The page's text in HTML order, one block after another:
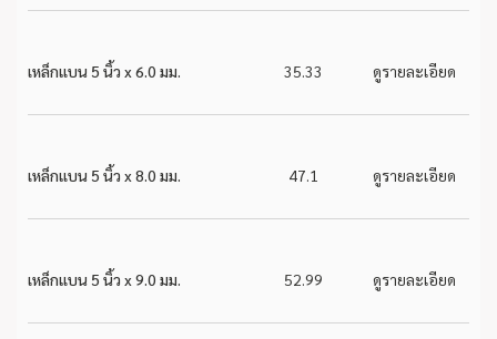
เหล็กแบน 5 นิ้ว x 6.0 มม. 35.33 ดูรายละเอียด
เหล็กแบน 5 นิ้ว x 8.0 มม. 47.1 ดูรายละเอียด
เหล็กแบน 5 นิ้ว x 9.0 มม. 52.99 ดูรายละเอียด